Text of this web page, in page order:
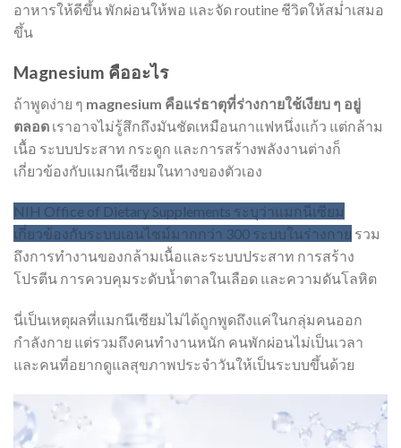
อาหารให้ดีขึ้น พักผ่อนให้พอ และจัด routine ชีวิตให้สม่ำเสมอ
ขึ้น
Magnesium คืออะไร
ถ้าพูดง่าย ๆ magnesium คือแร่ธาตุที่ร่างกายใช้เงียบ ๆ อยู่
ตลอด เราอาจไม่รู้สึกถึงมันชัดเหมือนกาแฟหนึ่งแก้ว แต่กล้าม
เนื้อ ระบบประสาท กระดูก และการสร้างพลังงานต่างก็
เกี่ยวข้องกับแมกนีเซียมในทางของตัวเอง
NIH Office of Dietary Supplements ระบุว่าแมกนีเซียม
เกี่ยวข้องกับระบบเอนไซม์มากกว่า 300 ระบบในร่างกาย รวม
ถึงการทำงานของกล้ามเนื้อและระบบประสาท การสร้าง
โปรตีน การควบคุมระดับน้ำตาลในเลือด และความดันโลหิต
นี่เป็นเหตุผลที่แมกนีเซียมไม่ได้ถูกพูดถึงแค่ในกลุ่มคนออก
กำลังกาย แต่รวมถึงคนทำงานหนัก คนพักผ่อนไม่เป็นเวลา
และคนที่อยากดูแลสุขภาพประจำวันให้เป็นระบบขึ้นด้วย